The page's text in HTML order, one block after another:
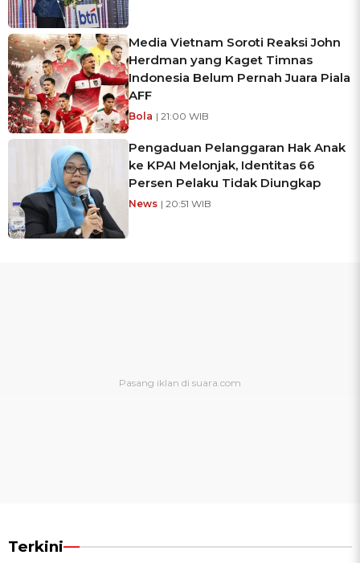
Media Vietnam Soroti Reaksi John
Herdman yang Kaget Timnas
Indonesia Belum Pernah Juara Piala
AFF
Bola | 21:00 WIB
Pengaduan Pelanggaran Hak Anak
ke KPAI Melonjak, Identitas 66
Persen Pelaku Tidak Diungkap
News | 20:51 WIB
Terkini